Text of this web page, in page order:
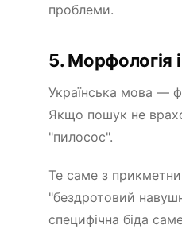
проблеми.
5. Морфологія
Українська мова —
Якщо пошук не
"пилосос".
Те саме з
"бездротовий
специфічна біда